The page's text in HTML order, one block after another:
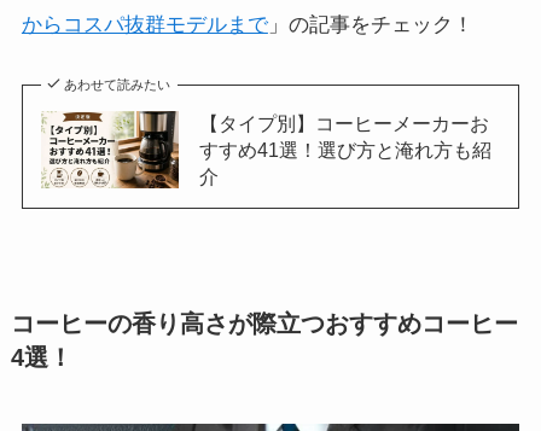
からコスパ抜群モデルまで」の記事をチェック！
あわせて読みたい
【タイプ別】コーヒーメーカーお
すすめ41選！選び方と淹れ方も紹
介
コーヒーの香り高さが際立つおすすめコーヒー
4選！